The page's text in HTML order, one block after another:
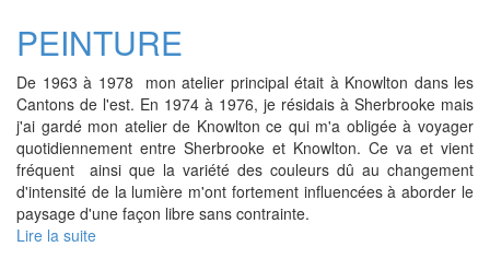
LIGNES
CONFIDENCES
PEINTURE
De 1963 à 1978 mon atelier principal était à Knowlton dans les
Cantons de l'est. En 1974 à 1976, je résidais à Sherbrooke mais
j'ai gardé mon atelier de Knowlton ce qui m'a obligée à voyager
quotidiennement entre Sherbrooke et Knowlton. Ce va et vient
fréquent ainsi que la variété des couleurs dû au changement
d'intensité de la lumière m'ont fortement influencées à aborder le
paysage d'une façon libre sans contrainte.
Lire la suite